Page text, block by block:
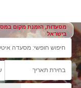
מסעדות, הזמנת מקום
בישראל